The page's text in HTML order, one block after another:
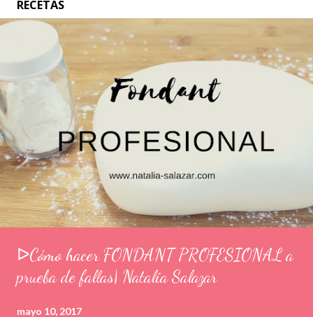
RECETAS
ᐅCómo hacer FONDANT PROFESIONAL a
prueba de fallas| Natalia Salazar
mayo 10, 2017